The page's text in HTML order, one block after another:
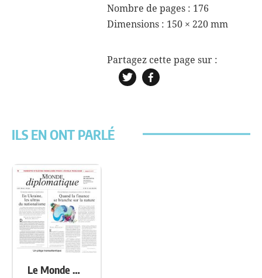
Nombre de pages : 176
Dimensions : 150 × 220 mm
ILS EN ONT PARLÉ
Le Monde Diplomatique